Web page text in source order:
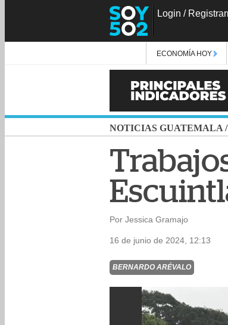
Login /
ECONOMÍA HOY
NOTICIAS GUATEMALA /
Por Jessica Gramajo
16 de junio de 2024, 12:13
BERNARDO ARÉVALO